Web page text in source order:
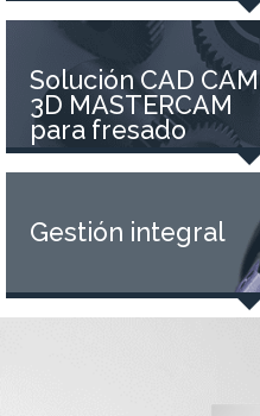
Solución CAD CAM
3D MASTERCAM
para fresado
Gestión integral